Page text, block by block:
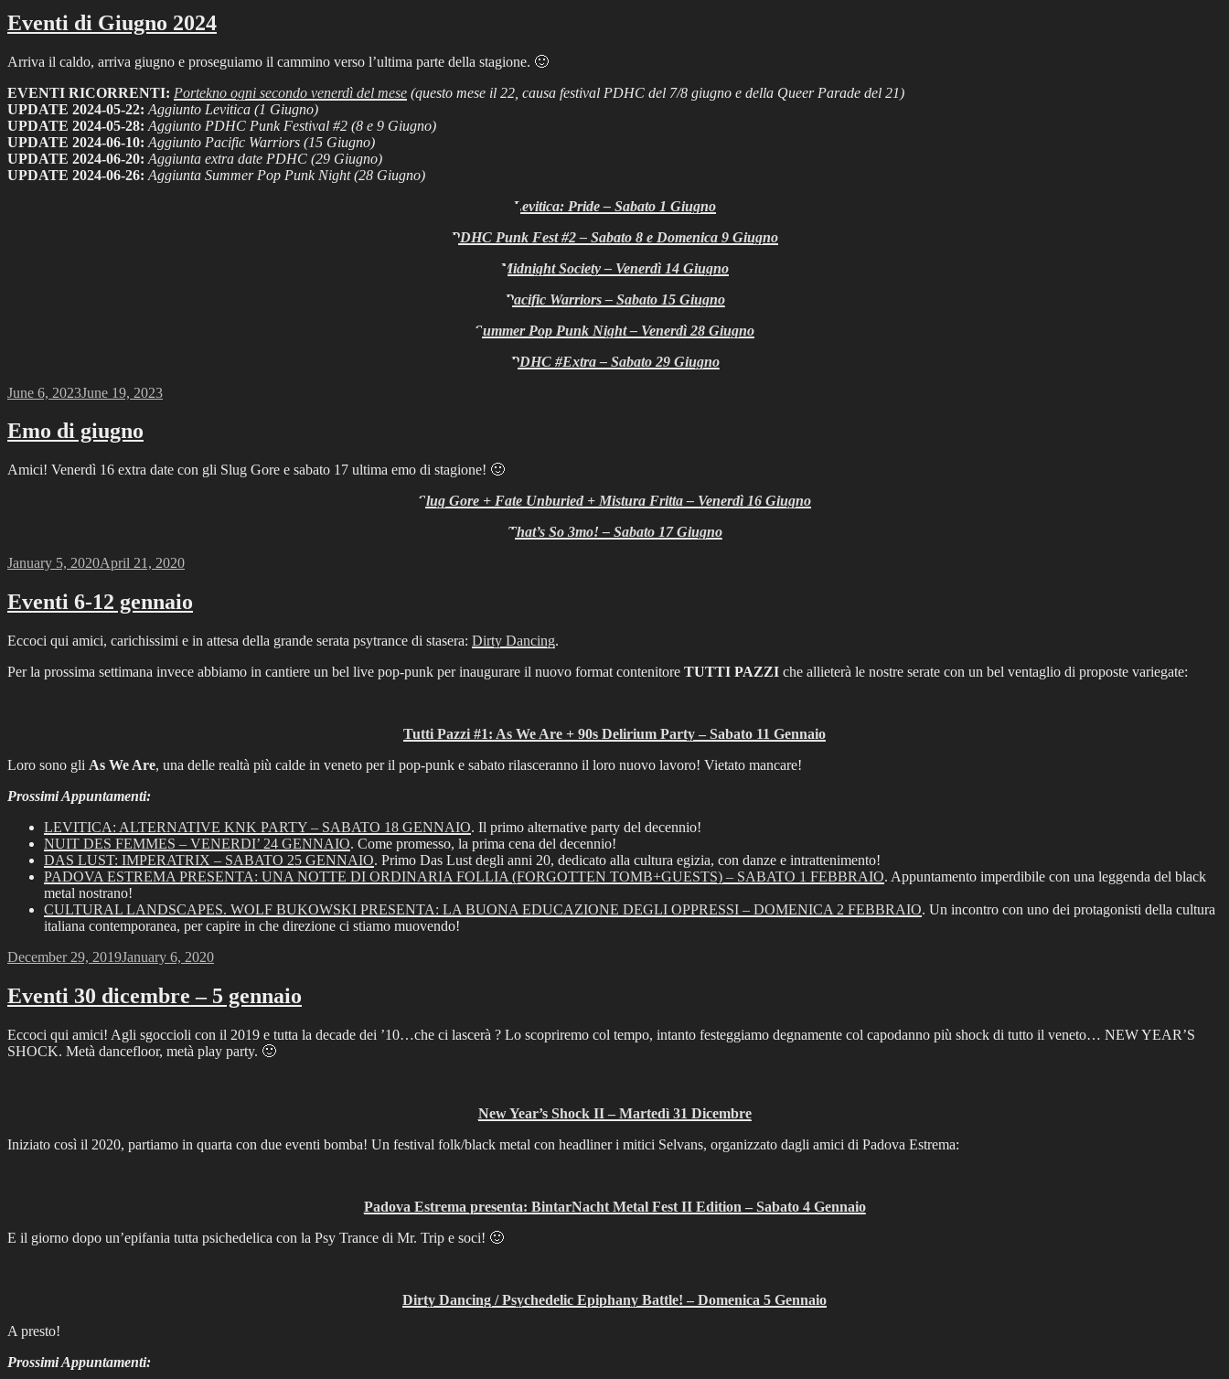
Eventi di Giugno 2024
Arriva il caldo, arriva giugno e proseguiamo il cammino verso l’ultima parte della stagione. 🙂
EVENTI RICORRENTI: Portekno ogni secondo venerdì del mese (questo mese il 22, causa festival PDHC del 7/8 giugno e della Queer Parade del 21)
UPDATE 2024-05-22: Aggiunto Levitica (1 Giugno)
UPDATE 2024-05-28: Aggiunto PDHC Punk Festival #2 (8 e 9 Giugno)
UPDATE 2024-06-10: Aggiunto Pacific Warriors (15 Giugno)
UPDATE 2024-06-20: Aggiunta extra date PDHC (29 Giugno)
UPDATE 2024-06-26: Aggiunta Summer Pop Punk Night (28 Giugno)
Levitica: Pride – Sabato 1 Giugno
PDHC Punk Fest #2 – Sabato 8 e Domenica 9 Giugno
Midnight Society – Venerdì 14 Giugno
Pacific Warriors – Sabato 15 Giugno
Summer Pop Punk Night – Venerdì 28 Giugno
PDHC #Extra – Sabato 29 Giugno
Posted
June 6, 2023June 19, 2023
Emo di giugno
Amici! Venerdì 16 extra date con gli Slug Gore e sabato 17 ultima emo di stagione! 🙂
Slug Gore + Fate Unburied + Mistura Fritta – Venerdì 16 Giugno
That’s So 3mo! – Sabato 17 Giugno
Posted
January 5, 2020April 21, 2020
Eventi 6-12 gennaio
Eccoci qui amici, carichissimi e in attesa della grande serata psytrance di stasera: Dirty Dancing.
Per la prossima settimana invece abbiamo in cantiere un bel live pop-punk per inaugurare il nuovo format contenitore TUTTI PAZZI che allieterà le nostre serate con un bel ventaglio di proposte variegate:
Tutti Pazzi #1: As We Are + 90s Delirium Party – Sabato 11 Gennaio
Loro sono gli As We Are, una delle realtà più calde in veneto per il pop-punk e sabato rilasceranno il loro nuovo lavoro! Vietato mancare!
Prossimi Appuntamenti:
LEVITICA: ALTERNATIVE KNK PARTY – SABATO 18 GENNAIO. Il primo alternative party del decennio!
NUIT DES FEMMES – VENERDI’ 24 GENNAIO. Come promesso, la prima cena del decennio!
DAS LUST: IMPERATRIX – SABATO 25 GENNAIO. Primo Das Lust degli anni 20, dedicato alla cultura egizia, con danze e intrattenimento!
PADOVA ESTREMA PRESENTA: UNA NOTTE DI ORDINARIA FOLLIA (FORGOTTEN TOMB+GUESTS) – SABATO 1 FEBBRAIO. Appuntamento imperdibile con una leggenda del black
metal nostrano!
CULTURAL LANDSCAPES. WOLF BUKOWSKI PRESENTA: LA BUONA EDUCAZIONE DEGLI OPPRESSI – DOMENICA 2 FEBBRAIO. Un incontro con uno dei protagonisti della cultura
italiana contemporanea, per capire in che direzione ci stiamo muovendo!
Posted
December 29, 2019January 6, 2020
Eventi 30 dicembre – 5 gennaio
Eccoci qui amici! Agli sgoccioli con il 2019 e tutta la decade dei ’10…che ci lascerà ? Lo scopriremo col tempo, intanto festeggiamo degnamente col capodanno più shock di tutto il veneto… NEW YEAR’S
SHOCK. Metà dancefloor, metà play party. 🙂
New Year’s Shock II – Martedì 31 Dicembre
Iniziato così il 2020, partiamo in quarta con due eventi bomba! Un festival folk/black metal con headliner i mitici Selvans, organizzato dagli amici di Padova Estrema:
Padova Estrema presenta: BintarNacht Metal Fest II Edition – Sabato 4 Gennaio
E il giorno dopo un’epifania tutta psichedelica con la Psy Trance di Mr. Trip e soci! 🙂
Dirty Dancing / Psychedelic Epiphany Battle! – Domenica 5 Gennaio
A presto!
Prossimi Appuntamenti: